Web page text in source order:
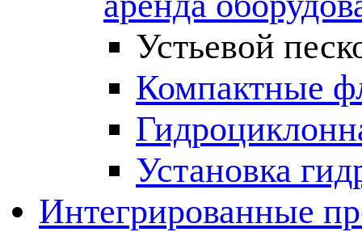
Устьевой
Компактные
Установка
Интегрированные